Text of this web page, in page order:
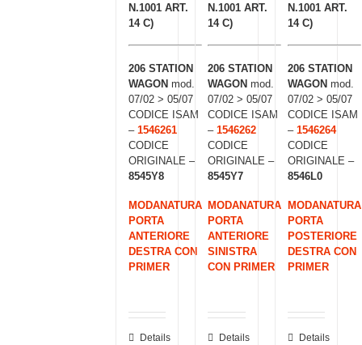
N.1001 ART.
14 C)
206 STATION
WAGONmod.
07/02 > 05/07
CODICE ISAM
– 1546261
CODICE
ORIGINALE –
8545Y8
MODANATURA
PORTA
ANTERIORE
DESTRA CON
PRIMER
Details
N.1001 ART.
14 C)
206 STATION
WAGON mod.
07/02 > 05/07
CODICE ISAM
–1546262
CODICE
ORIGINALE –
8545Y7
MODANATURA
PORTA
ANTERIORE
SINISTRA
CON PRIMER
Details
N.1001 ART.
14 C)
206 STATION
WAGONmod.
07/02 > 05/07
CODICE ISAM
– 1546264
CODICE
ORIGINALE –
8546L0
MODANATURA
PORTA
POSTERIORE
DESTRA CON
PRIMER
Details